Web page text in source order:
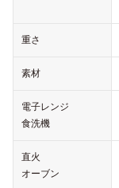
重さ
素材
電子レンジ
食洗機
直火
オーブン